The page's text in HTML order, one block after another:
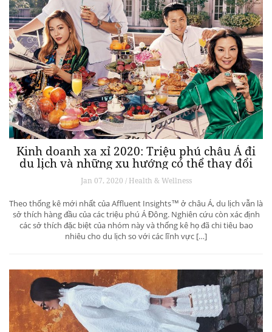
Kinh doanh xa xỉ 2020: Triệu phú châu Á đi
du lịch và những xu hướng có thể thay đổi
ngành du lịch thượng lưu
Jan 07, 2020 / Health & Wellness
Theo thống kê mới nhất của Affluent Insights™ ở châu Á, du lịch vẫn là
sở thích hàng đầu của các triệu phú Á Đông. Nghiên cứu còn xác định
các sở thích đặc biệt của nhóm này và thống kê họ đã chi tiêu bao
nhiêu cho du lịch so với các lĩnh vực […]